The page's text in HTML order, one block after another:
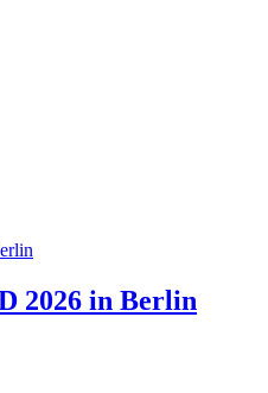
2026 in Berlin